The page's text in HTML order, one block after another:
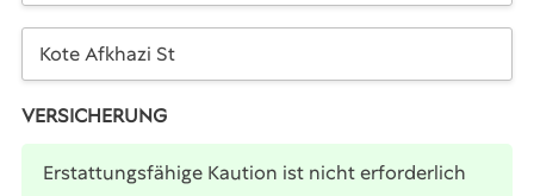
VERSICHERUNG
Erstattungsfähige Kaution ist nicht erforderlich